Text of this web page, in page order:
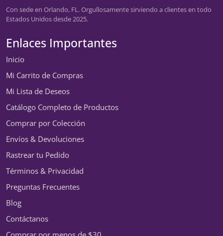
Con sede en Orlando, FL. Orgullosamente sirviendo a clientes en todo
Estados Unidos desde 2025.
Enlaces Importantes
Inicio
Mi Carrito de Compras
Mi Lista de Deseos
Catálogo Completo de Productos
Comprar por Colección
Envíos & Devoluciones
Rastrear tu Pedido
Términos & Privacidad
Preguntas Frecuentes
Blog
Contáctanos